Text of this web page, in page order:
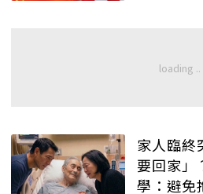
家人臨終
要回家」
學：避免